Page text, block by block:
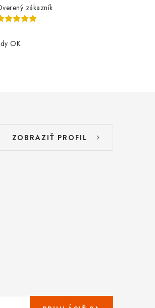
zákazník
OK
ZOBRAZIŤ PROFIL